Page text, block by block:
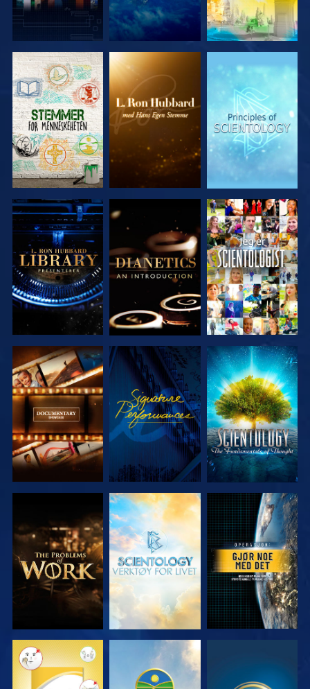
UTFORSK
SERIEN
UTFORSK
SERIEN
UTFORSK
SERIEN
UTFORSK
SERIEN
UTFORSK
SERIEN
SE
UTFORSK
SERIEN
SE
UTFORSK
SERIEN
UTFORSK
SERIEN
UTFORSK
SERIEN
SE
SE SE SE